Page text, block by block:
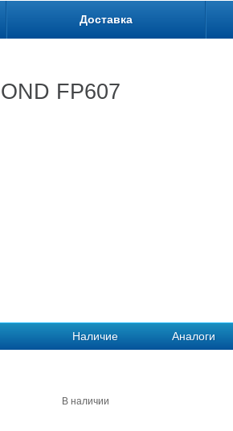
Доставка
FP607
Наличие Аналоги
В наличии